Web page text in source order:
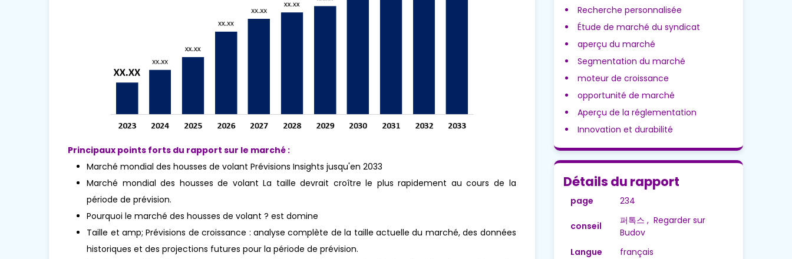
Principaux points forts du rapport sur le marché :
Marché mondial des housses de volant Prévisions Insights jusqu'en 2033
Marché mondial des housses de volant La taille devrait croître le plus rapidement au cours de la
période de prévision.
Pourquoi le marché des housses de volant ? est domine
Taille et amp; Prévisions de croissance : analyse complète de la taille actuelle du marché, des données
historiques et des projections futures pour la période de prévision.
Recherche personnalisée
Étude de marché du syndicat
aperçu du marché
Segmentation du marché
moteur de croissance
opportunité de marché
Aperçu de la réglementation
Innovation et durabilité
Détails du rapport
page 234
conseil
퍼톡스 , Regarder sur
Budov
Langue
français